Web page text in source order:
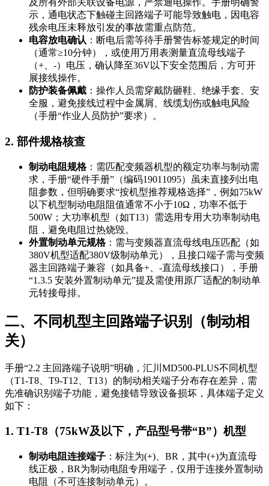
及所有外部关联设备电源，严禁通电操作。手册明确警
示，通电状态下触碰主回路端子可能导致触电，因电容
残余电压未释放引发的事故需重点防范。
电容放电确认 ：断电后需等待手册警告标签规定的时间
（通常≥10分钟），或使用万用表测量直流母线端子
（+、-）电压，确认降至36V以下安全范围后，方可开
展接线操作。
防护装备佩戴 ：操作人员需穿戴防砸鞋、绝缘手套、安
全服，避免接线过程中金属屑、线缆划伤或触电风险
（手册“作业人员防护”要求）。
2. 部件规格核查
制动电阻规格：需匹配变频器机型的额定功率与制动需
求，手册“硬件手册”（编码19011095）虽未直接列出电
阻参数，但明确要求“按机型推荐规格选择”，例如75kW
以下机型制动电阻阻值通常不小于10Ω，功率不低于
500W；大功率机型（如T13）需选用专用大功率制动电
阻，避免电阻过热烧毁。
外置制动单元规格：需与变频器直流母线电压匹配（如
380V机型适配380V级制动单元），且接口端子需与变频
器主回路端子兼容（如具备+、-直流母线接口），手册
“1.3.5 安装外置制动单元”提及需使用原厂适配的制动单
元转接母排。
二、不同机型主回路端子识别（制动相
关）
手册“2.2 主回路端子说明”明确，汇川MD500-PLUS不同机型
（T1-T8、T9-T12、T13）的制动相关端子分布存在差异，需
先准确识别端子功能，避免接错导致设备损坏，具体端子定义
如下：
1. T1-T8（75kW及以下，产品型号带“B”）机型
制动电阻连接端子 ：标注为(+)、BR ，其中(+)为直流母
线正极， BR为制动电阻专用端子，仅用于连接外置制动
电阻（不可连接制动单元）。